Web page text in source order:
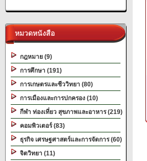
หมวดหนังสือ
กฎหมาย (9)
การศึกษา (191)
การเกษตรและชีววิทยา (80)
การเมืองและการปกครอง (10)
กีฬา ท่องเที่ยว สุขภาพและอาหาร (219)
คอมพิวเตอร์ (83)
ธุรกิจ เศรษฐศาสตร์และการจัดการ (60)
จิตวิทยา (11)